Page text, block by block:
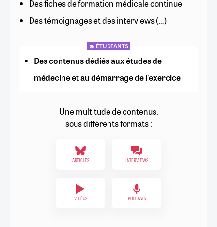
Des fiches de formation médicale continue
Des témoignages et des interviews (…)
ÉTUDIANTS
Des contenus dédiés aux études de
médecine et au démarrage de l'exercice
Une multitude de contenus,
sous différents formats :
ARTICLES INTERVIEWS
VIDÉOS PODCASTS